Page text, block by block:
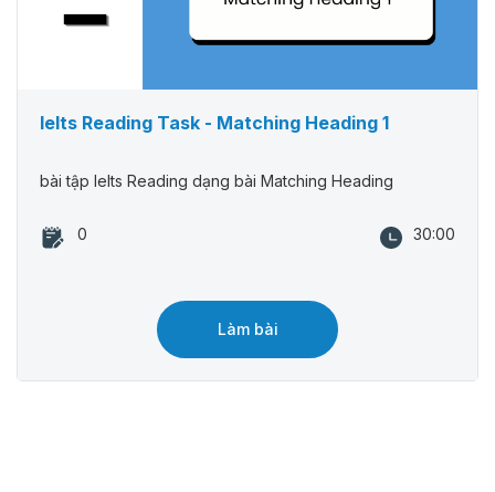
Ielts Reading Task - Matching Heading 1
bài tập Ielts Reading dạng bài Matching Heading
0 30:00
Làm bài